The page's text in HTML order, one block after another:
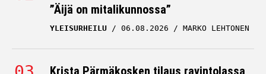
”Äijä on mitalikunnossa”
YLEISURHEILU 06.08.2026 MARKO LEHTONEN
Krista Pärmäkosken tilaus ravintolassa